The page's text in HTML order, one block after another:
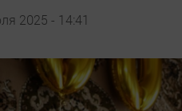
2025 - 14:41